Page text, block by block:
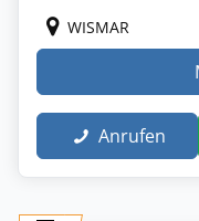
WISMAR
Anrufen